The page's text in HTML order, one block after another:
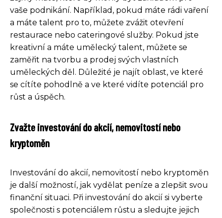
vaše podnikání. Například, pokud máte rádi vaření
a máte talent pro to, můžete zvážit otevření
restaurace nebo cateringové služby. Pokud jste
kreativní a máte umělecký talent, můžete se
zaměřit na tvorbu a prodej svých vlastních
uměleckých děl. Důležité je najít oblast, ve které
se cítíte pohodlně a ve které vidíte potenciál pro
růst a úspěch.
Zvažte investování do akcií, nemovitostí nebo
kryptoměn
Investování do akcií, nemovitostí nebo kryptoměn
je další možností, jak vydělat peníze a zlepšit svou
finanční situaci. Při investování do akcií si vyberte
společnosti s potenciálem růstu a sledujte jejich